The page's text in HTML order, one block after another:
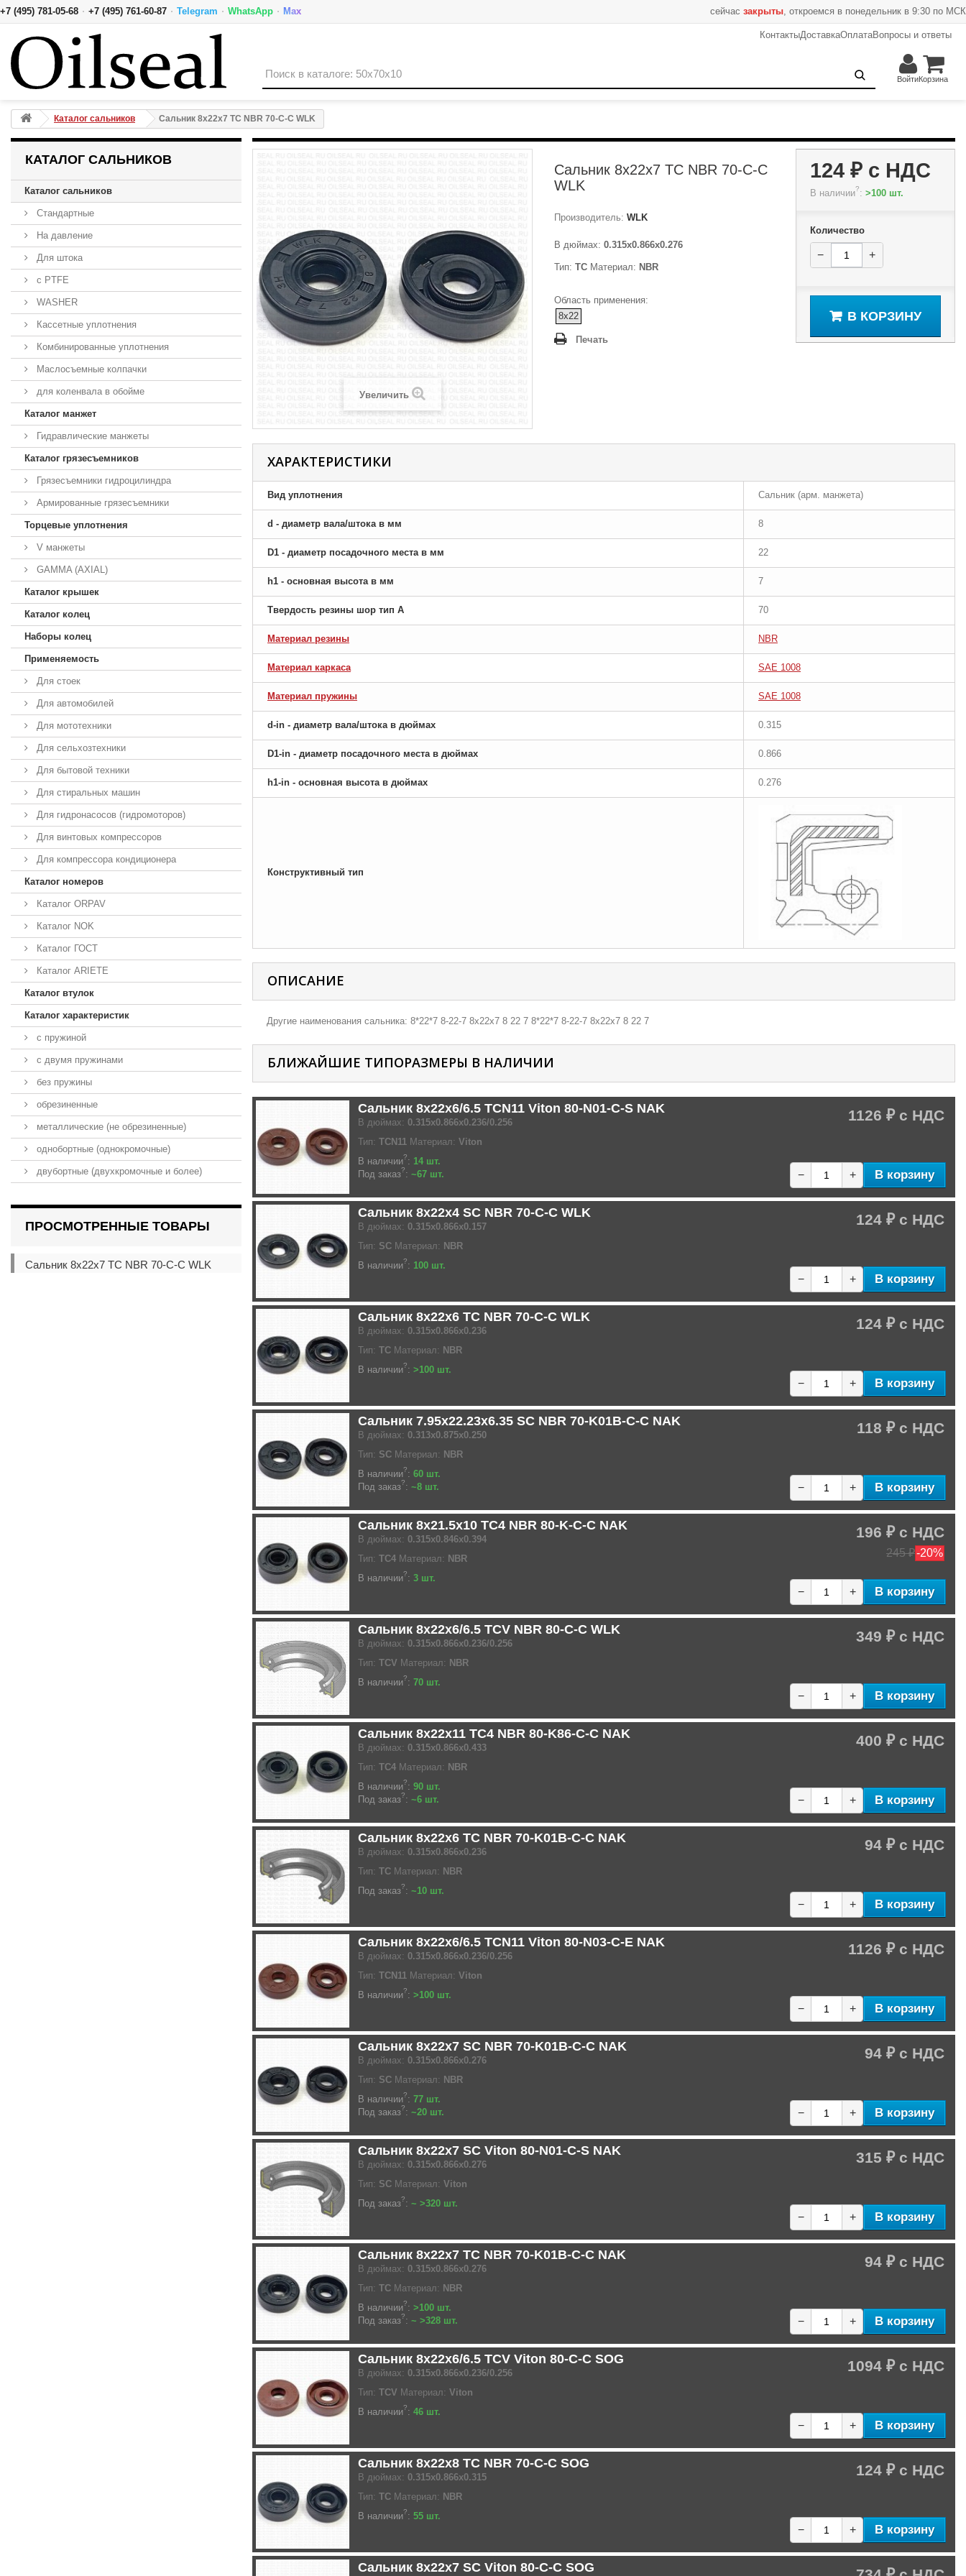
+7 (495) 781-05-68 · +7 (495) 761-60-87 · Telegram · WhatsApp · Max сейчас закрыты, откроемся в понедельник в 9:30 по МСК
КонтактыДоставкаОплатаВопросы и ответы
ВойтиКорзина
Каталог сальников Сальник 8x22x7 TC NBR 70-C-C WLK
КАТАЛОГ САЛЬНИКОВ
Каталог сальников
Стандартные
На давление
Для штока
с PTFE
WASHER
Кассетные уплотнения
Комбинированные уплотнения
Маслосъемные колпачки
для коленвала в обойме
Каталог манжет
Гидравлические манжеты
Каталог грязесъемников
Грязесъемники гидроцилиндра
Армированные грязесъемники
Торцевые уплотнения
V манжеты
GAMMA (AXIAL)
Каталог крышек
Каталог колец
Наборы колец
Применяемость
Для стоек
Для автомобилей
Для мототехники
Для сельхозтехники
Для бытовой техники
Для стиральных машин
Для гидронасосов (гидромоторов)
Для винтовых компрессоров
Для компрессора кондиционера
Каталог номеров
Каталог ORPAV
Каталог NOK
Каталог ГОСТ
Каталог ARIETE
Каталог втулок
Каталог характеристик
с пружиной
с двумя пружинами
без пружины
обрезиненные
металлические (не обрезиненные)
однобортные (однокромочные)
двубортные (двухкромочные и более)
ПРОСМОТРЕННЫЕ ТОВАРЫ
Сальник 8x22x7 TC NBR 70-C-C WLK
Увеличить
Сальник 8x22x7 TC NBR 70-C-C
WLK
Производитель: WLK
В дюймах: 0.315x0.866x0.276
Тип: TC Материал: NBR
Область применения:
8x22
Печать
124 ₽с НДС
В наличии?: >100 шт.
Количество
− +
В КОРЗИНУ
Сальник 8x22x7 TC NBR 70-C-C WLK + В корзину
ХАРАКТЕРИСТИКИ
Вид уплотнения Сальник (арм. манжета)
d - диаметр вала/штока в мм 8
D1 - диаметр посадочного места в мм 22
h1 - основная высота в мм 7
Твердость резины шор тип A 70
Материал резины NBR
Материал каркаса SAE 1008
Материал пружины SAE 1008
d-in - диаметр вала/штока в дюймах 0.315
D1-in - диаметр посадочного места в дюймах 0.866
h1-in - основная высота в дюймах 0.276
Конструктивный тип
ОПИСАНИЕ
Другие наименования сальника: 8*22*7 8-22-7 8х22х7 8 22 7 8*22*7 8-22-7 8х22х7 8 22 7
БЛИЖАЙШИЕ ТИПОРАЗМЕРЫ В НАЛИЧИИ
Сальник 8x22x6/6.5 TCN11 Viton 80-N01-C-S NAK
В дюймах: 0.315x0.866x0.236/0.256
Тип: TCN11 Материал: Viton
В наличии?: 14 шт.
Под заказ?: ~67 шт.
1126 ₽
− + В корзину
Сальник 8x22x4 SC NBR 70-C-C WLK
В дюймах: 0.315x0.866x0.157
Тип: SC Материал: NBR
В наличии?: 100 шт.
124 ₽
− + В корзину
Сальник 8x22x6 TC NBR 70-C-C WLK
В дюймах: 0.315x0.866x0.236
Тип: TC Материал: NBR
В наличии?: >100 шт.
124 ₽
− + В корзину
Сальник 7.95x22.23x6.35 SC NBR 70-K01B-C-C NAK
В дюймах: 0.313x0.875x0.250
Тип: SC Материал: NBR
В наличии?: 60 шт.
Под заказ?: ~8 шт.
118 ₽
− + В корзину
Сальник 8x21.5x10 TC4 NBR 80-K-C-C NAK
В дюймах: 0.315x0.846x0.394
Тип: TC4 Материал: NBR
В наличии?: 3 шт.
196 ₽
245 ₽-20%
− + В корзину
Сальник 8x22x6/6.5 TCV NBR 80-C-C WLK
В дюймах: 0.315x0.866x0.236/0.256
Тип: TCV Материал: NBR
В наличии?: 70 шт.
349 ₽
− + В корзину
Сальник 8x22x11 TC4 NBR 80-K86-C-C NAK
В дюймах: 0.315x0.866x0.433
Тип: TC4 Материал: NBR
В наличии?: 90 шт.
Под заказ?: ~6 шт.
400 ₽
− + В корзину
Сальник 8x22x6 TC NBR 70-K01B-C-C NAK
В дюймах: 0.315x0.866x0.236
Тип: TC Материал: NBR
Под заказ?: ~10 шт.
94 ₽
− + В корзину
Сальник 8x22x6/6.5 TCN11 Viton 80-N03-C-E NAK
В дюймах: 0.315x0.866x0.236/0.256
Тип: TCN11 Материал: Viton
В наличии?: >100 шт.
1126 ₽
− + В корзину
Сальник 8x22x7 SC NBR 70-K01B-C-C NAK
В дюймах: 0.315x0.866x0.276
Тип: SC Материал: NBR
В наличии?: 77 шт.
Под заказ?: ~20 шт.
94 ₽
− + В корзину
Сальник 8x22x7 SC Viton 80-N01-C-S NAK
В дюймах: 0.315x0.866x0.276
Тип: SC Материал: Viton
Под заказ?: ~ >320 шт.
315 ₽
− + В корзину
Сальник 8x22x7 TC NBR 70-K01B-C-C NAK
В дюймах: 0.315x0.866x0.276
Тип: TC Материал: NBR
В наличии?: >100 шт.
Под заказ?: ~ >328 шт.
94 ₽
− + В корзину
Сальник 8x22x6/6.5 TCV Viton 80-C-C SOG
В дюймах: 0.315x0.866x0.236/0.256
Тип: TCV Материал: Viton
В наличии?: 46 шт.
1094 ₽
− + В корзину
Сальник 8x22x8 TC NBR 70-C-C SOG
В дюймах: 0.315x0.866x0.315
Тип: TC Материал: NBR
В наличии?: 55 шт.
124 ₽
− + В корзину
Сальник 8x22x7 SC Viton 80-C-C SOG